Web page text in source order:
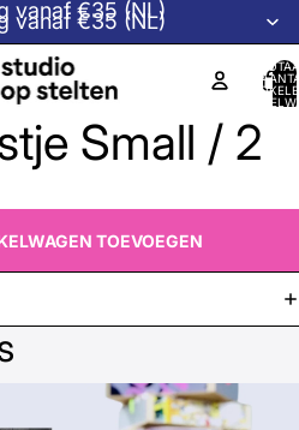
vanaf €35 (NL)
vanaf €35 (NL)
Small / 2
TOEVOEGEN
Houten kistjes →